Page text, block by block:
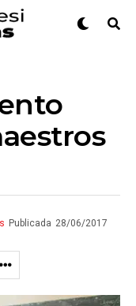
Publicada 28/06/2017